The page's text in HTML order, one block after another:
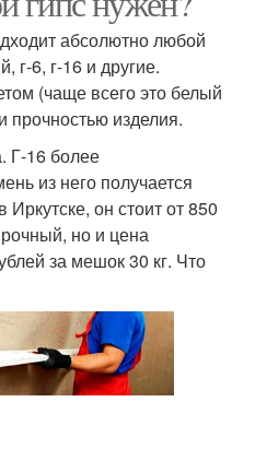
абсолютно любой
г-6, г-16 и другие.
(чаще всего это белый
прочностью изделия.
Г-16 более
из него получается
он стоит от 850
но и цена
за мешок 30 кг. Что